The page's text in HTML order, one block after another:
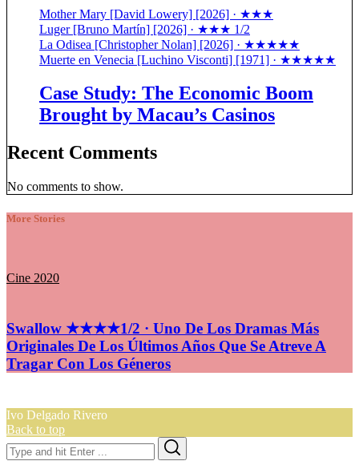
Mother Mary [David Lowery] [2026] · ★★★
Luger [Bruno Martín] [2026] · ★★★ 1/2
La Odisea [Christopher Nolan] [2026] · ★★★★★
Muerte en Venecia [Luchino Visconti] [1971] · ★★★★★
Case Study: The Economic Boom
Brought by Macau’s Casinos
Recent Comments
No comments to show.
More Stories
Cine 2020
Swallow ★★★★1/2 · Uno De Los Dramas Más
Originales De Los Últimos Años Que Se Atreve A
Tragar Con Los Géneros
Ivo Delgado Rivero
Back to top
Search
for: